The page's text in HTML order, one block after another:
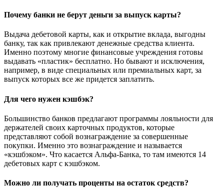
Почему банки не берут деньги за выпуск карты?
Выдача дебетовой карты, как и открытие вклада, выгодны
банку, так как привлекают денежные средства клиента.
Именно поэтому многие финансовые учреждения готовы
выдавать «пластик» бесплатно. Но бывают и исключения,
например, в виде специальных или премиальных карт, за
выпуск которых все же придется заплатить.
Для чего нужен кэшбэк?
Большинство банков предлагают программы лояльности для
держателей своих карточных продуктов, которые
представляют собой вознаграждение за совершенные
покупки. Именно это вознаграждение и называется
«кэшбэком». Что касается Альфа-Банка, то там имеются 14
дебетовых карт с кэшбэком.
Можно ли получать проценты на остаток средств?